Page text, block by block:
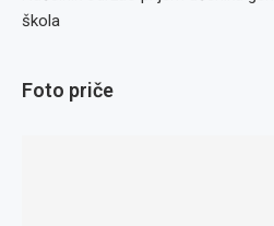
škola
Foto priče